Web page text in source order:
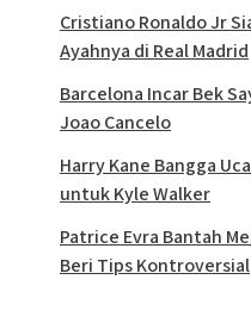
Cristiano Ronaldo Jr
Ayahnya di Real Madrid
Barcelona Incar Bek
Joao Cancelo
Harry Kane Bangga
untuk Kyle Walker
Patrice Evra Bantah
Beri Tips Kontroversial